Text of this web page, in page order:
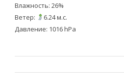
Влажность: 26%
Ветер:
6.24 м.с.
Давление: 1016 hPa